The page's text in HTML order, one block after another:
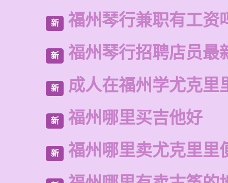
新 福州琴行兼职有工资
新 福州琴行招聘店员最
新 成人在福州学尤克里
新 福州哪里买吉他好
新 福州哪里卖尤克里里